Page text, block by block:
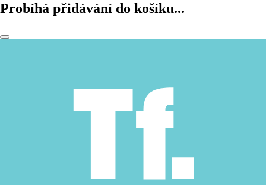
Probíhá přidávání do košíku...